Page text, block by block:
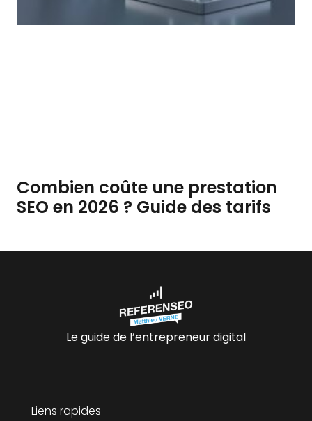
Combien coûte une prestation
SEO en 2026 ? Guide des tarifs
Le guide de l’entrepreneur digital
Liens rapides